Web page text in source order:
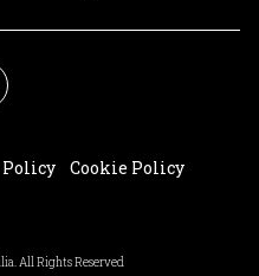
Cookie Policy
All Rights Reserved